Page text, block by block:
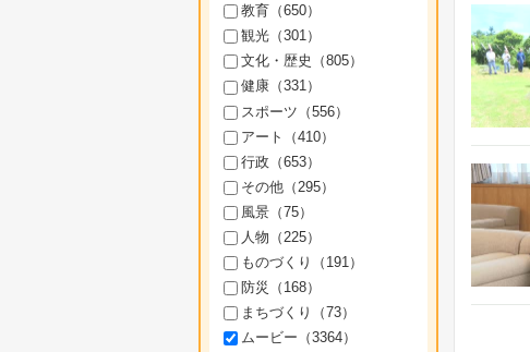
教育（650）
観光（301）
文化・歴史（805）
健康（331）
スポーツ（556）
アート（410）
行政（653）
その他（ 295）
風景（75）
人物（ 225）
ものづくり（ 191 ）
防災（ 168）
まちづくり（73）
ムービー（3364）